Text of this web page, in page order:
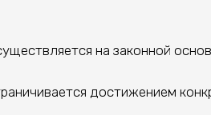
на законной
достижением